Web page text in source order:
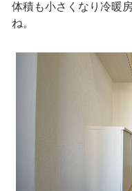
体積も小さくなり冷暖
ね。